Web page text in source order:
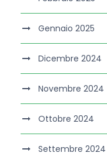
Gennaio 2025
Dicembre 2024
Novembre 2024
Ottobre 2024
Settembre 2024